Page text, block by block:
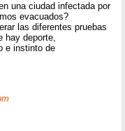
una ciudad infectada por
evacuados?
las diferentes pruebas
hay deporte,
e instinto de